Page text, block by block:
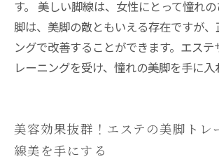
す。 美しい脚線は、女性にとって憧れ
脚は、美脚の敵ともいえる存在ですが
ングで改善することができます。エステ
レーニングを受け、憧れの美脚を手に入
美容効果抜群！エステの美脚トレ
線美を手にする